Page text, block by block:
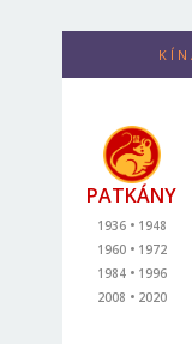
PATKÁNY
1936
1948
1960
1972
1984
1996
2008
2020